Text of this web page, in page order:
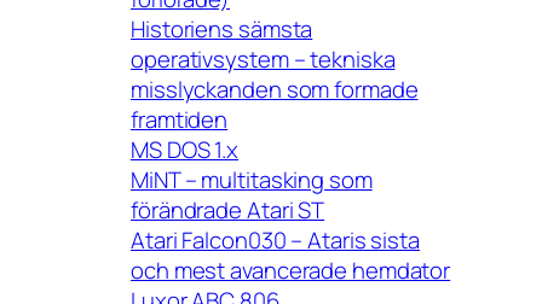
Historiens sämsta
operativsystem – tekniska
misslyckanden som formade
framtiden
MS DOS 1.x
MiNT – multitasking som
förändrade Atari ST
Atari Falcon030 – Ataris sista
och mest avancerade hemdator